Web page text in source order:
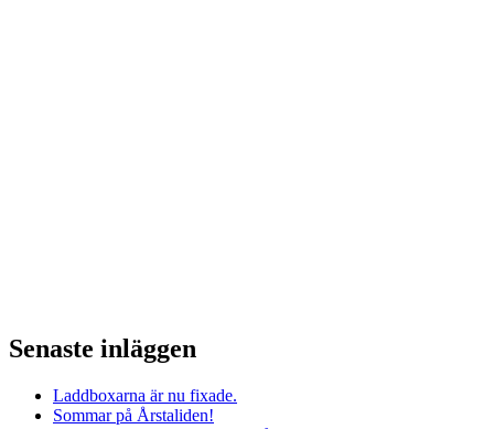
Senaste inläggen
Laddboxarna är nu fixade.
Sommar på Årstaliden!